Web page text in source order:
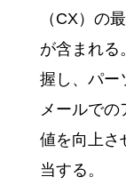
（CX）の
が含まれる
握し、パー
メールで
値を向上さ
当する。